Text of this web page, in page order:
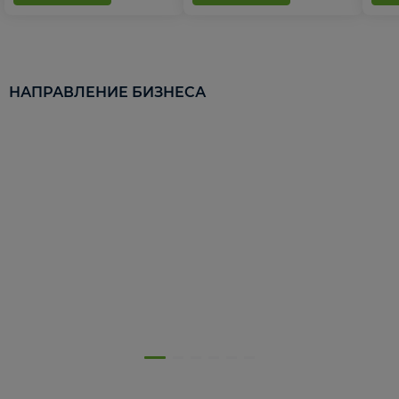
НАПРАВЛЕНИЕ БИЗНЕСА